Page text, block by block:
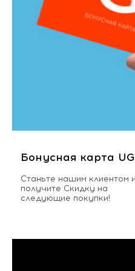
Бонусная карта
Станьте нашим клиентом и
получите Скидку на
следующие покупки!